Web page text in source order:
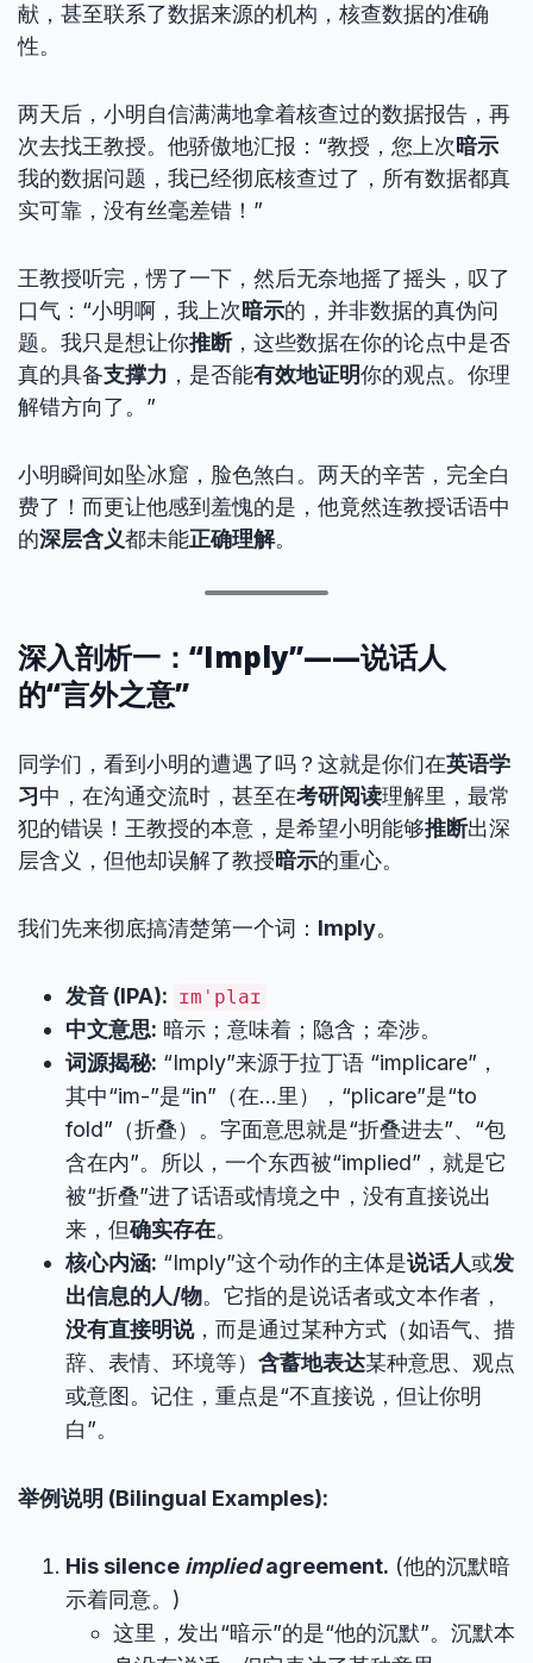
献，甚至联系了数据来源的机构，核查数据的准确
性。
两天后，小明自信满满地拿着核查过的数据报告，再
次去找王教授。他骄傲地汇报：“教授，您上次 暗示
我的数据问题，我已经彻底核查过了，所有数据都真
实可靠，没有丝毫差错！”
王教授听完，愣了一下，然后无奈地摇了摇头，叹了
口气：“小明啊，我上次 暗示的，并非数据的真伪问
题。我只是想让你推断，这些数据在你的论点中是否
真的具备支撑力 ，是否能有效地证明你的观点。你理
解错方向了。”
小明瞬间如坠冰窟，脸色煞白。两天的辛苦，完全白
费了！而更让他感到羞愧的是，他竟然连教授话语中
的深层含义都未能正确理解。
深入剖析一：“Imply”——说话人
的“言外之意”
同学们，看到小明的遭遇了吗？这就是你们在英语学
习中，在沟通交流时，甚至在考研阅读理解里，最常
犯的错误！王教授的本意，是希望小明能够推断出深
层含义，但他却误解了教授暗示的重心。
我们先来彻底搞清楚第一个词： Imply。
发音 (IPA): ɪmˈplaɪ
中文意思: 暗示；意味着；隐含；牵涉。
词源揭秘: “Imply”来源于拉丁语 “implicare”，
其中“im-”是“in”（在…里），“plicare”是“to
fold”（折叠）。字面意思就是“折叠进去”、“包
含在内”。所以，一个东西被“implied”，就是它
被“折叠”进了话语或情境之中，没有直接说出
来，但确实存在。
核心内涵: “Imply”这个动作的主体是说话人或发
出信息的人/物。它指的是说话者或文本作者，
没有直接明说，而是通过某种方式（如语气、措
辞、表情、环境等） 含蓄地表达某种意思、观点
或意图。记住，重点是“不直接说，但让你明
白”。
举例说明 (Bilingual Examples):
His silence impliedagreement. (他的沉默暗
示着同意。)
这里，发出“暗示”的是“他的沉默”。沉默本